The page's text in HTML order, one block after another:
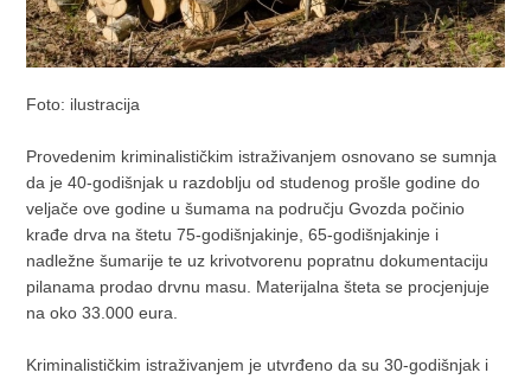
Foto: ilustracija
Provedenim kriminalističkim istraživanjem osnovano se sumnja
da je 40-godišnjak u razdoblju od studenog prošle godine do
veljače ove godine u šumama na području Gvozda počinio
krađe drva na štetu 75-godišnjakinje, 65-godišnjakinje i
nadležne šumarije te uz krivotvorenu popratnu dokumentaciju
pilanama prodao drvnu masu. Materijalna šteta se procjenjuje
na oko 33.000 eura.
Kriminalističkim istraživanjem je utvrđeno da su 30-godišnjak i